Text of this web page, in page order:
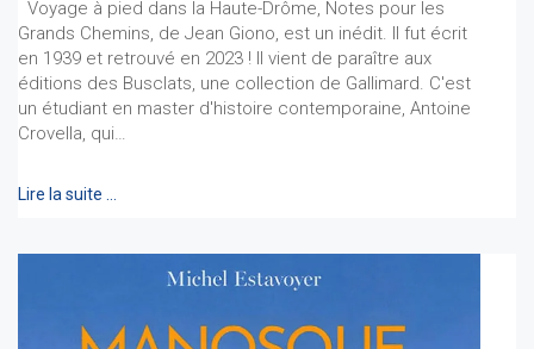
Voyage à pied dans la Haute-Drôme, Notes pour les
Grands Chemins, de Jean Giono, est un inédit. Il fut écrit
en 1939 et retrouvé en 2023 ! Il vient de paraître aux
éditions des Busclats, une collection de Gallimard. C'est
un étudiant en master d'histoire contemporaine, Antoine
Crovella, qui…
Lire la suite …